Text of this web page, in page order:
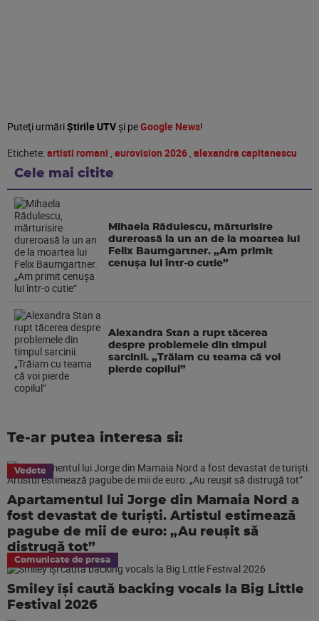
Puteţi urmăriȘtirile UTVşi peGoogle News!
Etichete:artisti romani , eurovision 2026 , alexandra capitanescu
Cele mai citite
Mihaela Rădulescu, mărturisire
dureroasă la un an de la moartea lui
Felix Baumgartner. „Am primit
cenușa lui într-o cutie”
Alexandra Stan a rupt tăcerea
despre problemele din timpul
sarcinii. „Trăiam cu teama că voi
pierde copilul”
Te-ar putea interesa si:
Vedete
Apartamentul lui Jorge din Mamaia Nord a
fost devastat de turiști. Artistul estimează
pagube de mii de euro: „Au reușit să
distrugă tot”
Comunicate de presa
Smiley își caută backing vocals la Big Little
Festival 2026